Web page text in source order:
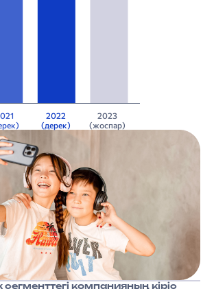
2022
(дерек)
2023
(жоспар)
сегменттегі компанияның кіріс